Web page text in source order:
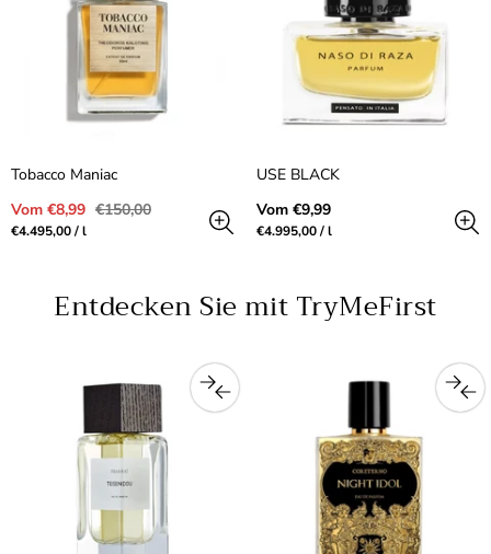
Tobacco Maniac
Verkaufspreis
Vom €8,99 Regulärer
€150,00
Preis
€4.495,00/pro
l
USE BLACK
Regulärer
Preis
Vom €9,99
Preis
€4.995,00/pro
l
Entdecken Sie mit TryMeFirst